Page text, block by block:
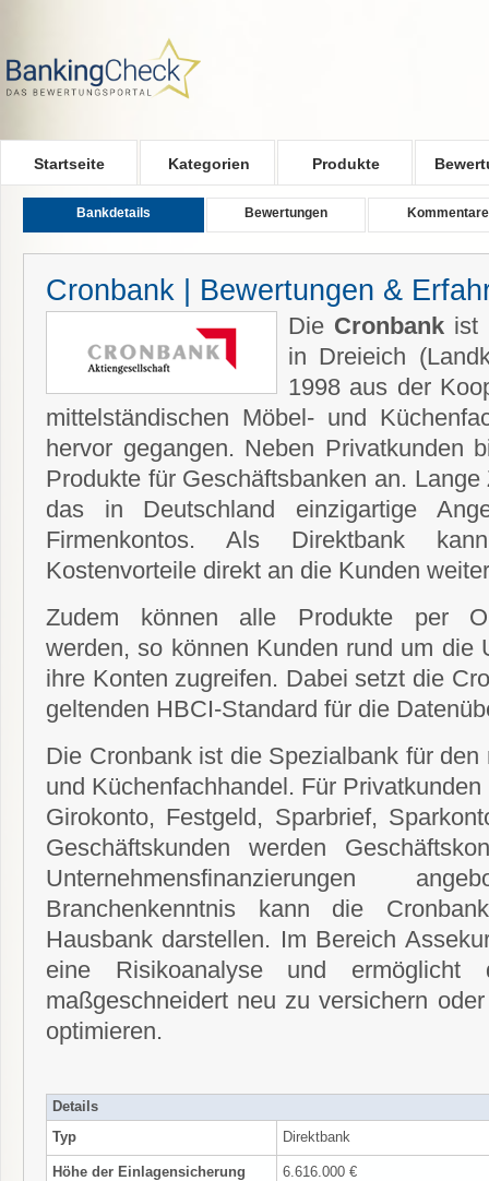
Startseite Kategorien Produkte
Bankdetails Bewertungen Kommentare
Cronbank | Bewertungen &
Die Cronbank ist
in Dreieich
1998 aus der
mittelständischen Möbel- und
hervor gegangen. Neben Privatkunden
Produkte für Geschäftsbanken an.
das in Deutschland einzigartige
Firmenkontos. Als Direktbank
Kostenvorteile direkt an die Kunden
Zudem können alle Produkte per
werden, so können Kunden rund um die
ihre Konten zugreifen. Dabei setzt die
geltenden HBCI-Standard für die
Die Cronbank ist die Spezialbank für
und Küchenfachhandel. Für
Girokonto, Festgeld, Sparbrief,
Geschäftskunden werden
Unternehmensfinanzierungen
Branchenkenntnis kann die
Hausbank darstellen. Im Bereich
eine Risikoanalyse und
maßgeschneidert neu zu versichern
optimieren.
Details
Typ
Direktbank
Höhe der Einlagensicherung 6.616.000 €